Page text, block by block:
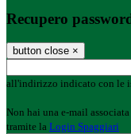
Recupero
button close ×
all'indirizzo indicato con le
Non hai una e-mail
tramite la Login Spaggiari